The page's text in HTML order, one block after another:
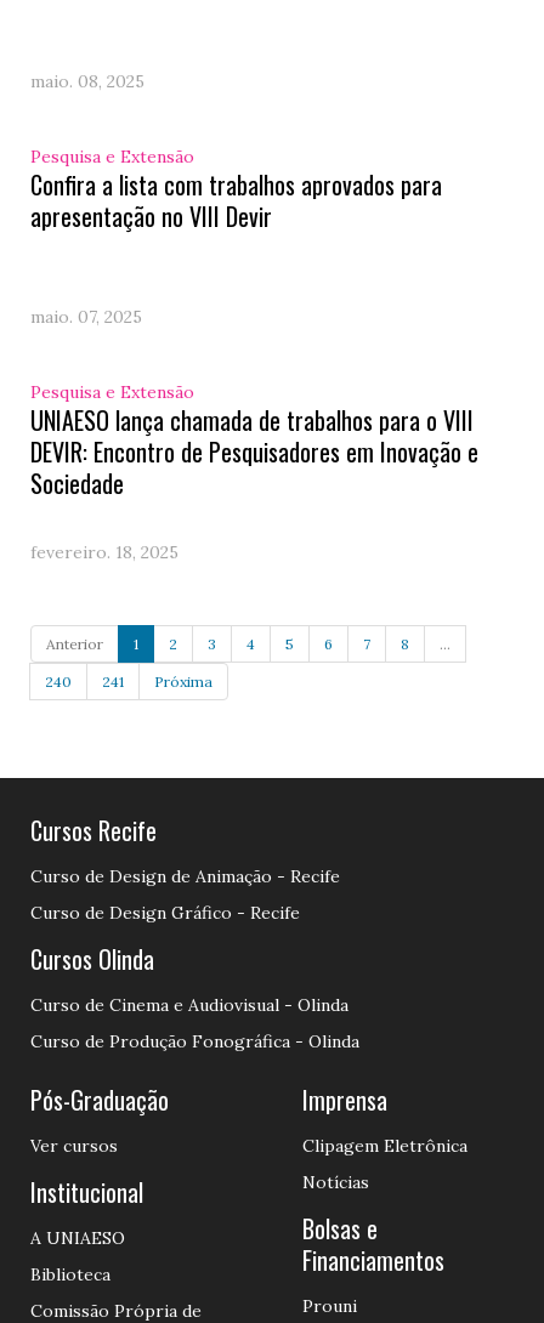
maio. 08, 2025
Pesquisa e Extensão
Confira a lista com trabalhos aprovados para
apresentação no VIII Devir
maio. 07, 2025
Pesquisa e Extensão
UNIAESO lança chamada de trabalhos para o VIII
DEVIR: Encontro de Pesquisadores em Inovação e
Sociedade
fevereiro. 18, 2025
Anterior 1 2 3 4 5 6 7 8 ...
240 241 Próxima
Cursos Recife
Curso de Design de Animação - Recife
Curso de Design Gráfico - Recife
Cursos Olinda
Curso de Cinema e Audiovisual - Olinda
Curso de Produção Fonográfica - Olinda
Pós-Graduação
Ver cursos
Institucional
A UNIAESO
Biblioteca
Comissão Própria de
Imprensa
Clipagem Eletrônica
Notícias
Bolsas e
Financiamentos
Prouni